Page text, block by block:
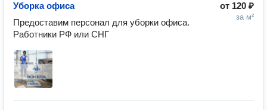
от 120 ₽
за м²
Уборка офиса
Предоставим персонал для уборки офиса.
Работники РФ или СНГ